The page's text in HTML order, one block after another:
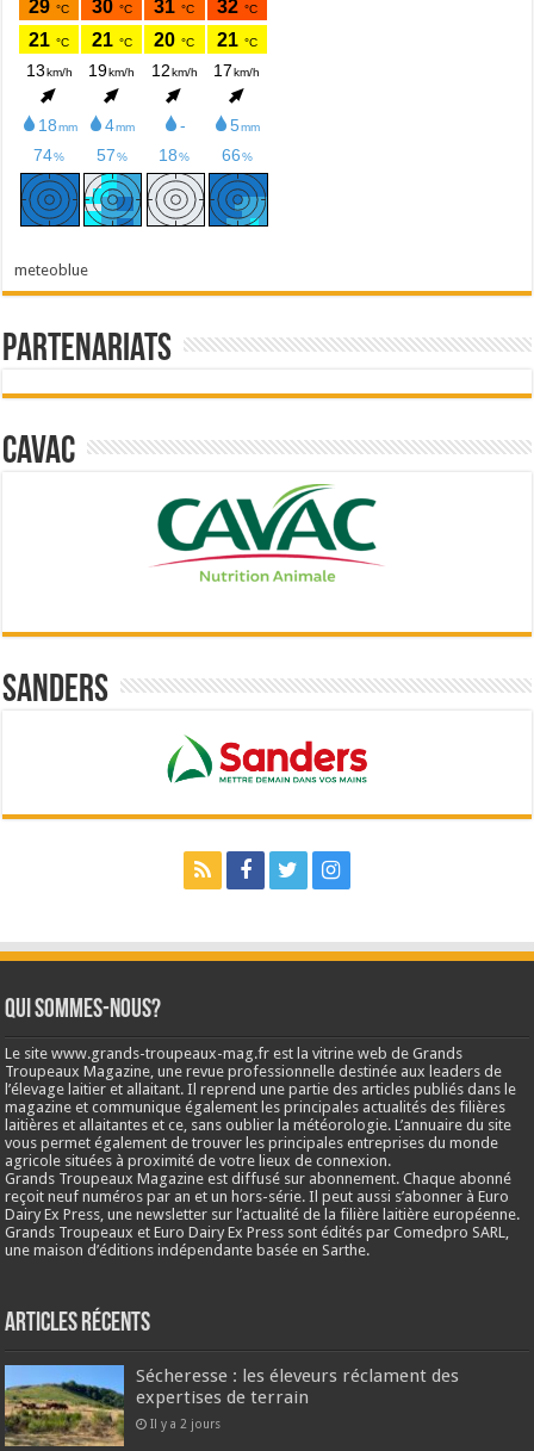
meteoblue
Partenariats
Cavac
Sanders
Qui sommes-nous?
Le site www.grands-troupeaux-mag.fr est la vitrine web de Grands
Troupeaux Magazine, une revue professionnelle destinée aux leaders de
l’élevage laitier et allaitant. Il reprend une partie des articles publiés dans le
magazine et communique également les principales actualités des filières
laitières et allaitantes et ce, sans oublier la météorologie. L’annuaire du site
vous permet également de trouver les principales entreprises du monde
agricole situées à proximité de votre lieux de connexion.
Grands Troupeaux Magazine est diffusé sur abonnement. Chaque abonné
reçoit neuf numéros par an et un hors-série. Il peut aussi s’abonner à Euro
Dairy Ex Press, une newsletter sur l’actualité de la filière laitière européenne.
Grands Troupeaux et Euro Dairy Ex Press sont édités par Comedpro SARL,
une maison d’éditions indépendante basée en Sarthe.
Articles récents
Sécheresse : les éleveurs réclament des
expertises de terrain
Il y a 2 jours